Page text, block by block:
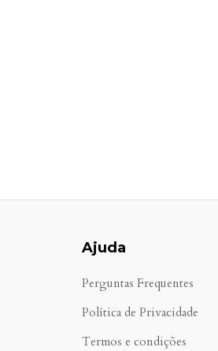
Ajuda
Perguntas Frequentes
Política de Privacidade
Termos e condições